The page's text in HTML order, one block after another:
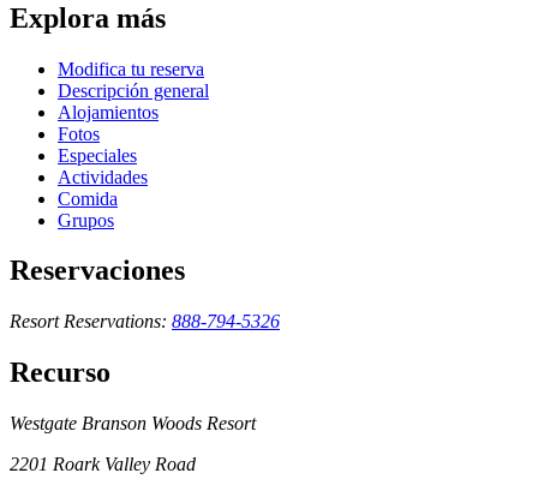
Explora más
Modifica tu reserva
Descripción general
Alojamientos
Fotos
Especiales
Actividades
Comida
Grupos
Reservaciones
Resort Reservations: 888-794-5326
Recurso
Westgate Branson Woods Resort
2201 Roark Valley Road